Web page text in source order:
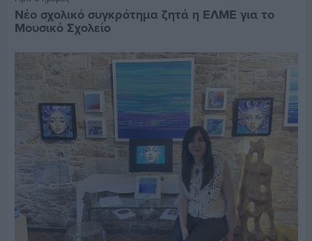
Νέο σχολικό συγκρότημα ζητά η ΕΛΜΕ για το
Μουσικό Σχολείο